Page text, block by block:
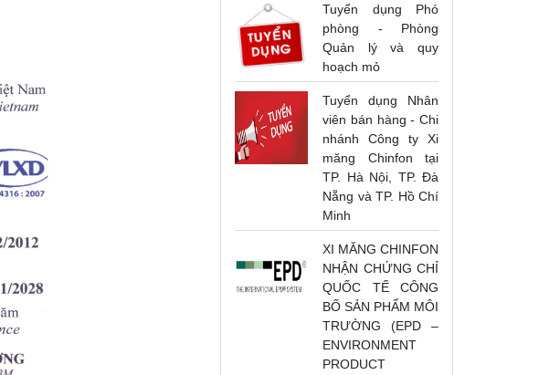
Tuyển dụng Phó
phòng - Phòng
Quản lý và quy
hoạch mỏ
Tuyển dụng Nhân
viên bán hàng - Chi
nhánh Công ty Xi
măng Chinfon tại
TP. Hà Nội, TP. Đà
Nẵng và TP. Hồ Chí
Minh
XI MĂNG CHINFON
NHẬN CHỨNG CHỈ
QUỐC TẾ CÔNG
BỐ SẢN PHẨM MÔI
TRƯỜNG (EPD –
ENVIRONMENT
PRODUCT